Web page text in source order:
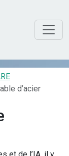
d’acier